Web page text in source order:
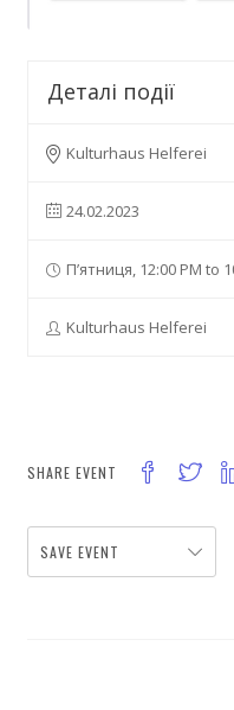
Деталі події
Kulturhaus Helferei
24.02.2023
П’ятниця, 12:00 PM to
Kulturhaus Helferei
SHARE EVENT
SAVE EVENT